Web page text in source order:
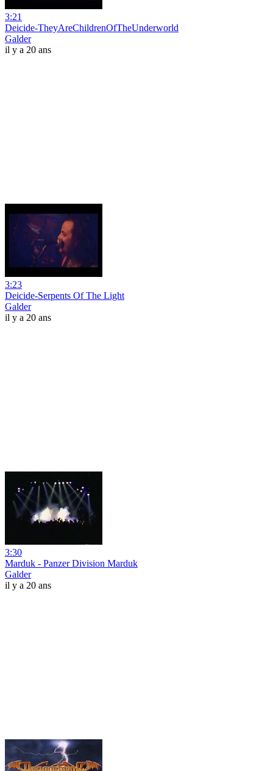
3:21
Deicide-TheyAreChildrenOfTheUnderworld
Galder
il y a 20 ans
3:23
Deicide-Serpents Of The Light
Galder
il y a 20 ans
3:30
Marduk - Panzer Division Marduk
Galder
il y a 20 ans